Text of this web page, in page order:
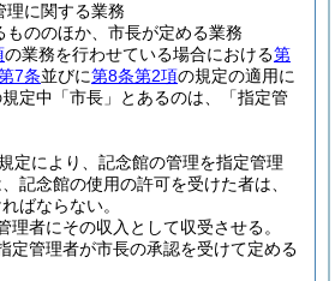
理に関する業務
もののほか、市長が定める業務
の業務を行わせている場合における第
7条並びに第8条第2項の規定の適用に
定中「市長」とあるのは、「指定管
定により、記念館の管理を指定管理
記念館の使用の許可を受けた者は、
ばならない。
理者にその収入として収受させる。
定管理者が市長の承認を受けて定める